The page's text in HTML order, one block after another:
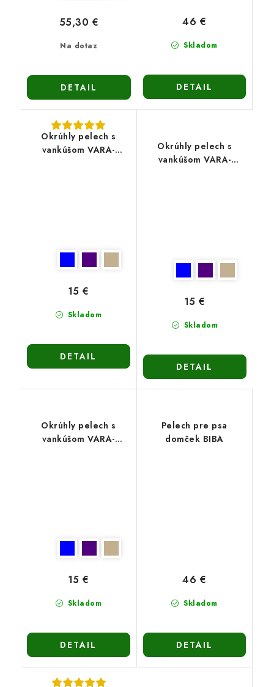
Na dotaz
55,30 €
DETAIL
Skladom
46 €
DETAIL
Okrúhly pelech s
vankúšom VARA-
Skladom
15 €
DETAIL
Okrúhly pelech s
vankúšom VARA-
Skladom
15 €
DETAIL
Okrúhly pelech s
vankúšom VARA-
Skladom
15 €
DETAIL
Pelech pre psa
domček BIBA
Skladom
46 €
DETAIL